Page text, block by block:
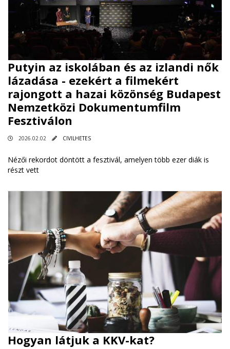
Putyin az iskolában és az izlandi nők
lázadása - ezekért a filmekért
rajongott a hazai közönség Budapest
Nemzetközi Dokumentumfilm
Fesztiválon
2026.02.02 CIVILHETES
Nézői rekordot döntött a fesztivál, amelyen több ezer diák is
részt vett
Hogyan látjuk a KKV-kat?